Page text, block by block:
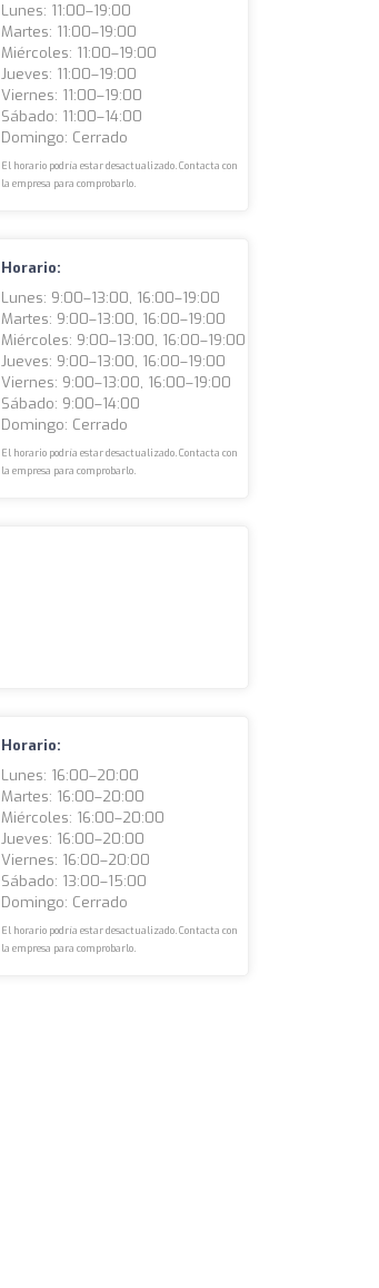
Lunes: 11:00–19:00
Martes: 11:00–19:00
Miércoles: 11:00–19:00
Jueves: 11:00–19:00
Viernes: 11:00–19:00
Sábado: 11:00–14:00
Domingo: Cerrado
El horario podría estar desactualizado. Contacta con
la empresa para comprobarlo.
Horario:
Lunes: 9:00–13:00, 16:00–19:00
Martes: 9:00–13:00, 16:00–19:00
Miércoles: 9:00–13:00, 16:00–19:00
Jueves: 9:00–13:00, 16:00–19:00
Viernes: 9:00–13:00, 16:00–19:00
Sábado: 9:00–14:00
Domingo: Cerrado
El horario podría estar desactualizado. Contacta con
la empresa para comprobarlo.
Horario:
Lunes: 16:00–20:00
Martes: 16:00–20:00
Miércoles: 16:00–20:00
Jueves: 16:00–20:00
Viernes: 16:00–20:00
Sábado: 13:00–15:00
Domingo: Cerrado
El horario podría estar desactualizado. Contacta con
la empresa para comprobarlo.